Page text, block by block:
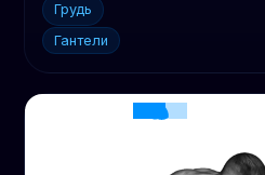
Грудь
Гантели